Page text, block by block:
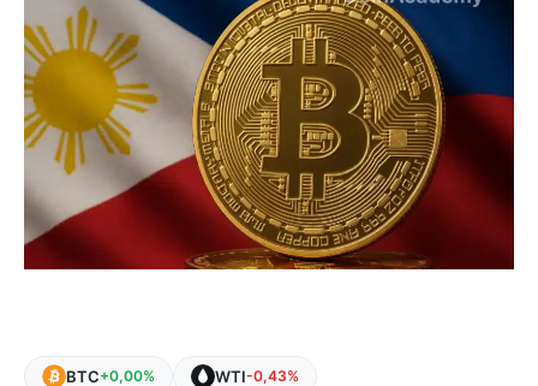
BTC+0,00% WTI-0,43%